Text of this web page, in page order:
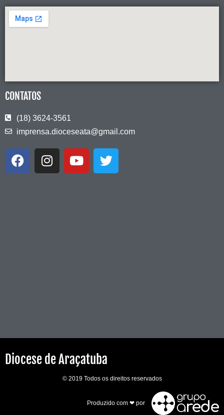
CONTATOS
(18) 3624-3561
imprensa.dioceseata@gmail.com
Diocese de Araçatuba
© 2019 Todos os direitos reservados
Produzido com ❤ por